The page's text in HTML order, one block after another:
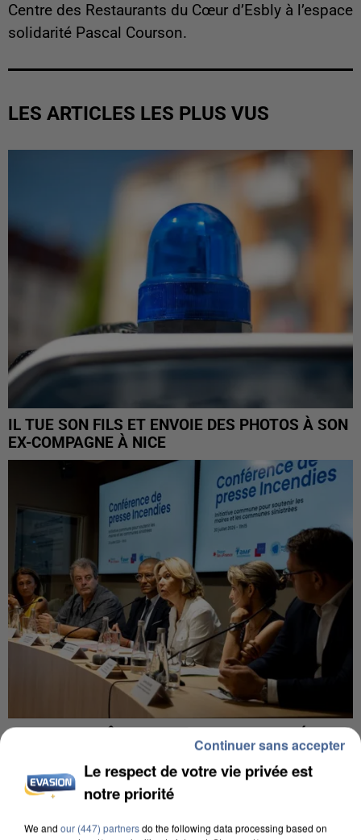
Centre des Restaurants du Cœur d’Esbly à l’espace
solidarité Pascal Courson.
LES ARTICLES LES PLUS VUS
IL TUE SON FILS ET ENVOIE DES PHOTOS À SON
EX-COMPAGNE À NICE
INCENDIES : L’ÎLE-DE-FRANCE LANCE UN ÉLAN
DE SOLIDARITÉ AVEC LES...
Le respect de votre vie privée est
notre priorité
We and our (447) partnersdo the following data processing based on
Continuer sans accepter